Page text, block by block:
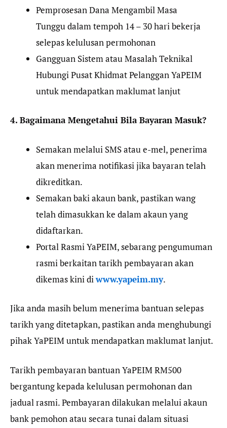
Pemprosesan Dana Mengambil Masa
Tunggu dalam tempoh 14 – 30 hari bekerja
selepas kelulusan permohonan
Gangguan Sistem atau Masalah Teknikal
Hubungi Pusat Khidmat Pelanggan YaPEIM
untuk mendapatkan maklumat lanjut
4. Bagaimana Mengetahui Bila Bayaran Masuk?
Semakan melalui SMS atau e-mel, penerima
akan menerima notifikasi jika bayaran telah
dikreditkan.
Semakan baki akaun bank, pastikan wang
telah dimasukkan ke dalam akaun yang
didaftarkan.
Portal Rasmi YaPEIM, sebarang pengumuman
rasmi berkaitan tarikh pembayaran akan
dikemas kini diwww.yapeim.my.
Jika anda masih belum menerima bantuan selepas
tarikh yang ditetapkan, pastikan anda menghubungi
pihak YaPEIM untuk mendapatkan maklumat lanjut.
Tarikh pembayaran bantuan YaPEIM RM500
bergantung kepada kelulusan permohonan dan
jadual rasmi. Pembayaran dilakukan melalui akaun
bank pemohon atau secara tunai dalam situasi